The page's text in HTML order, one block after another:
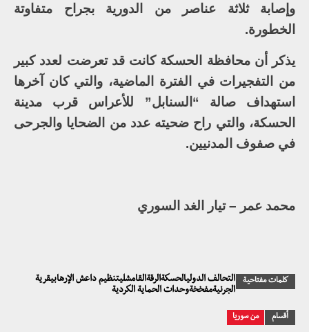
وإصابة ثلاثة عناصر من الدورية بجراح متفاوتة
الخطورة.
يذكر أن محافظة الحسكة كانت قد تعرضت لعدد كبير
من التفجيرات في الفترة الماضية، والتي كان آخرها
استهداف صالة “السنابل” للأعراس قرب مدينة
الحسكة، والتي راح ضحيته عدد من الضحايا والجرحى
في صفوف المدنيين.
محمد عمر – تيار الغد السوري
كلمات مفتاحية
التحالف الدوليالحسكةالرقةالقامشليتنظيم داعش الإرهابيقرية
الجرنيةمفخخةوحدات الحماية الكردية
أقسام من سوريا